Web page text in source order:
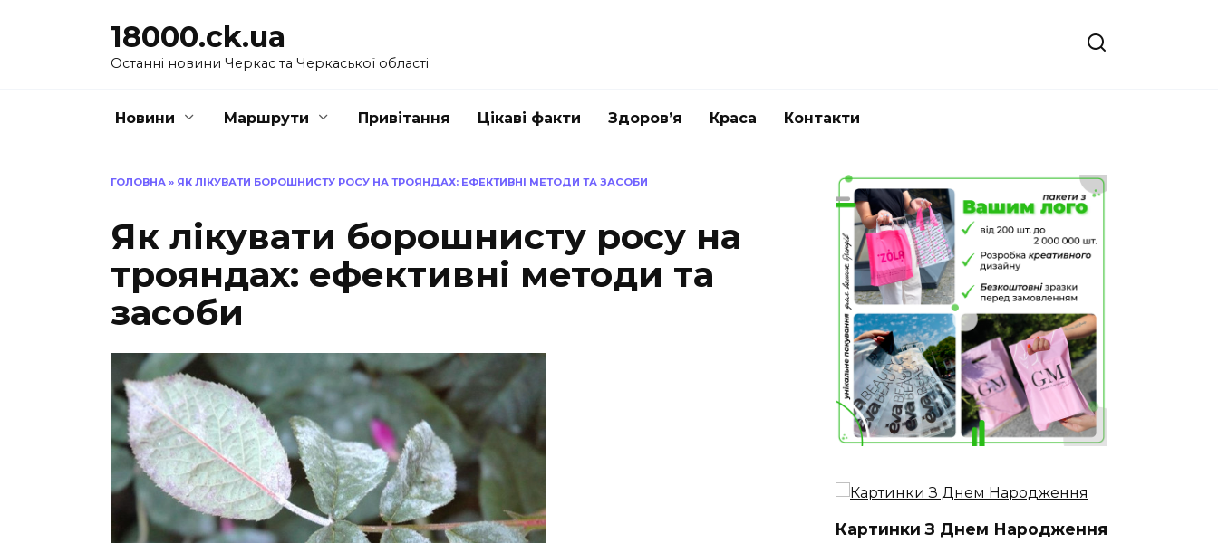
18000.ck.ua
Останні новини Черкас та Черкаської області
Новини Маршрути Привітання Цікаві факти Здоров’я Краса Контакти
ГОЛОВНА » ЯК ЛІКУВАТИ БОРОШНИСТУ РОСУ НА ТРОЯНДАХ: ЕФЕКТИВНІ МЕТОДИ ТА ЗАСОБИ
Як лікувати борошнисту росу на
трояндах: ефективні методи та
засоби
Картинки З Днем Народження